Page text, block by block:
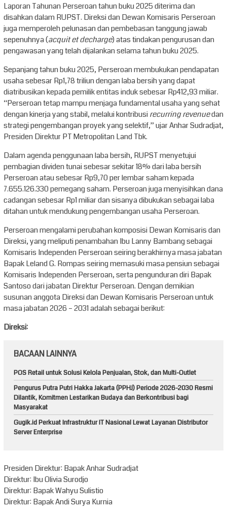
Laporan Tahunan Perseroan tahun buku 2025 diterima dan
disahkan dalam RUPST. Direksi dan Dewan Komisaris Perseroan
juga memperoleh pelunasan dan pembebasan tanggung jawab
sepenuhnya (acquit et decharge) atas tindakan pengurusan dan
pengawasan yang telah dijalankan selama tahun buku 2025.
Sepanjang tahun buku 2025, Perseroan membukukan pendapatan
usaha sebesar Rp1,78 triliun dengan laba bersih yang dapat
diatribusikan kepada pemilik entitas induk sebesar Rp412,93 miliar.
“Perseroan tetap mampu menjaga fundamental usaha yang sehat
dengan kinerja yang stabil, melalui kontribusirecurring revenuedan
strategi pengembangan proyek yang selektif,” ujar Anhar Sudradjat,
Presiden Direktur PT Metropolitan Land Tbk.
Dalam agenda penggunaan laba bersih, RUPST menyetujui
pembagian dividen tunai sebesar sekitar 18% dari laba bersih
Perseroan atau sebesar Rp9,70 per lembar saham kepada
7.655.126.330 pemegang saham. Perseroan juga menyisihkan dana
cadangan sebesar Rp1 miliar dan sisanya dibukukan sebagai laba
ditahan untuk mendukung pengembangan usaha Perseroan.
Perseroan mengalami perubahan komposisi Dewan Komisaris dan
Direksi, yang meliputi penambahan Ibu Lanny Bambang sebagai
Komisaris Independen Perseroan seiring berakhirnya masa jabatan
Bapak Leland G. Rompas seiring memasuki masa pensiun sebagai
Komisaris Independen Perseroan, serta pengunduran diri Bapak
Santoso dari jabatan Direktur Perseroan. Dengan demikian
susunan anggota Direksi dan Dewan Komisaris Perseroan untuk
masa jabatan 2026 – 2031 adalah sebagai berikut:
Direksi:
BACAAN LAINNYA
POS Retail untuk Solusi Kelola Penjualan, Stok, dan Multi-Outlet
Pengurus Putra Putri Hakka Jakarta (PPHJ) Periode 2026-2030 Resmi
Dilantik, Komitmen Lestarikan Budaya dan Berkontribusi bagi
Masyarakat
Gugik.id Perkuat Infrastruktur IT Nasional Lewat Layanan Distributor
Server Enterprise
Presiden Direktur: Bapak Anhar Sudradjat
Direktur: Ibu Olivia Surodjo
Direktur: Bapak Wahyu Sulistio
Direktur: Bapak Andi Surya Kurnia